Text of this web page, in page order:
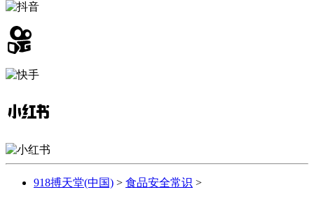
918搏天堂(中国) > 食品安全常识 >